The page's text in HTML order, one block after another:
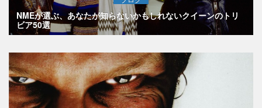
NMEが選ぶ、あなたが知らないかもしれないクイーンのトリ
ビア50選